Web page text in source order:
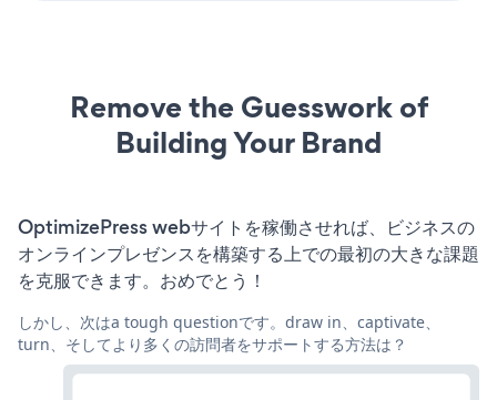
Remove the Guesswork of
Building Your Brand
OptimizePress webサイトを稼働させれば、ビジネスの
オンラインプレゼンスを構築する上での最初の大きな課題
を克服できます。おめでとう！
しかし、次はa tough questionです。draw in、captivate、
turn、そしてより多くの訪問者をサポートする方法は？